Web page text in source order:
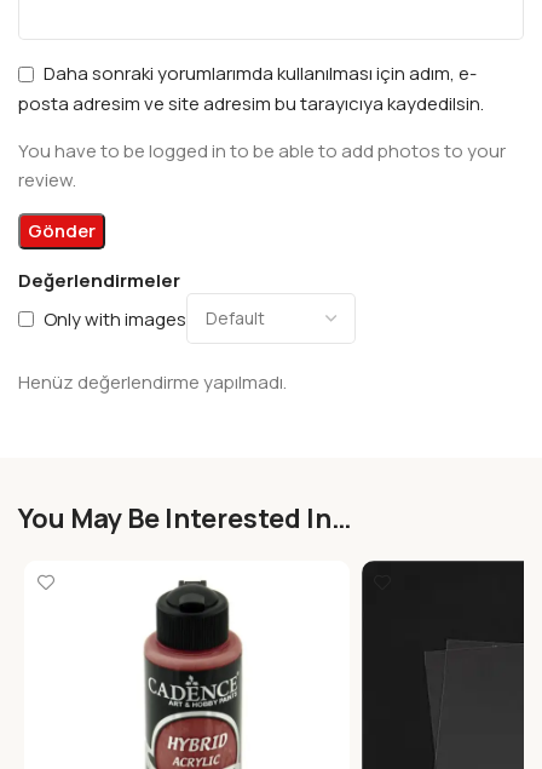
Değerlendirmeler
Only with images
Henüz değerlendirme yapılmadı.
Daha sonraki yorumlarımda kullanılması için adım, e-
posta adresim ve site adresim bu tarayıcıya kaydedilsin.
You have to be logged in to be able to add photos to your
review.
You May Be Interested In…